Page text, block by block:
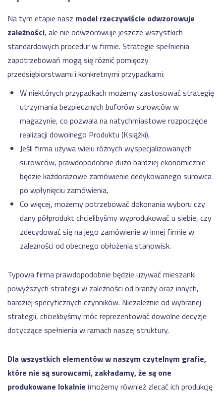
Na tym etapie nasz model rzeczywiście odwzorowuje
zależności, ale nie odwzorowuje jeszcze wszystkich
standardowych procedur w firmie. Strategie spełnienia
zapotrzebowań mogą się różnić pomiędzy
przedsiębiorstwami i konkretnymi przypadkami:
W niektórych przypadkach możemy zastosować strategię
utrzymania bezpiecznych buforów surowców w
magazynie, co pozwala na natychmiastowe rozpoczęcie
realizacji dowolnego Produktu (Książki),
Jeśli firma używa wielu różnych wyspecjalizowanych
surowców, prawdopodobnie dużo bardziej ekonomicznie
będzie każdorazowe zamówienie dedykowanego surowca
po wpłynięciu zamówienia,
Co więcej, możemy potrzebować dokonania wyboru czy
dany półprodukt chcielibyśmy wyprodukować u siebie, czy
zdecydować się na jego zamówienie w innej firmie w
zależności od obecnego obłożenia stanowisk.
Typowa firma prawdopodobnie będzie używać mieszanki
powyższych strategii w zależności od branży oraz innych,
bardziej specyficznych czynników. Niezależnie od wybranej
strategii, chcielibyśmy móc reprezentować dowolne decyzje
dotyczące spełnienia w ramach naszej struktury.
Dla wszystkich elementów w naszym czytelnym grafie,
które nie są surowcami, zakładamy, że są one
produkowane lokalnie (możemy również zlecać ich produkcję